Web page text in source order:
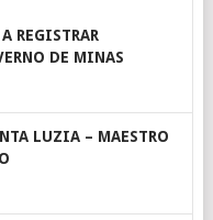
REGISTRAR
DE MINAS
LUZIA – MAESTRO